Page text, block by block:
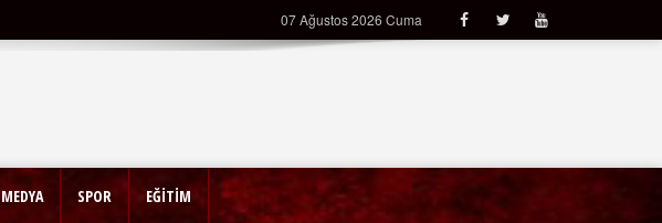
07 Ağustos 2026 Cuma
MEDYA SPOR EĞİTİM